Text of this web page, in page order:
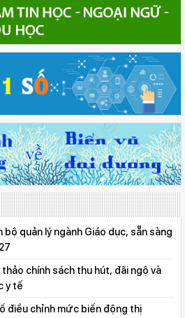
bộ quản lý ngành Giáo dục, sẵn sàng
chính sách thu hút, đãi ngộ và
y tế
điều chỉnh mức biến động thị